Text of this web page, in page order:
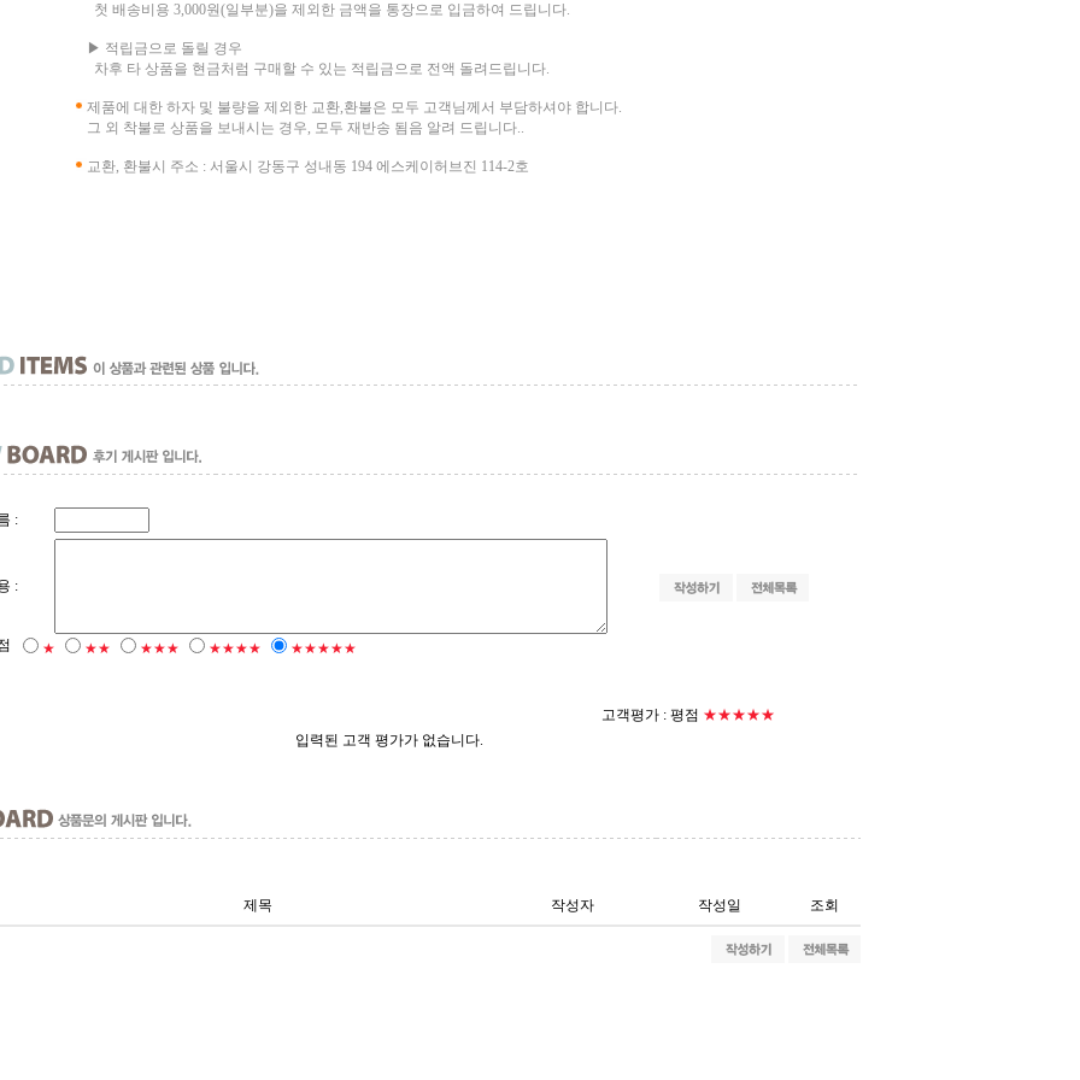
첫 배송비용 3,000원(일부분)을 제외한 금액을 통장으로 입금하여 드립니다.
▶ 적립금으로 돌릴 경우
차후 타 상품을 현금처럼 구매할 수 있는 적립금으로 전액 돌려드립니다.
제품에 대한 하자 및 불량을 제외한 교환,환불은 모두 고객님께서 부담하셔야 합니다.
그 외 착불로 상품을 보내시는 경우, 모두 재반송 됨음 알려 드립니다..
교환, 환불시 주소 : 서울시 강동구 성내동 194 에스케이허브진 114-2호
:
:
★ ★★ ★★★ ★★★★ ★★★★★
고객평가 : 평점 ★★★★★
입력된 고객 평가가 없습니다.
제목 작성자 작성일 조회